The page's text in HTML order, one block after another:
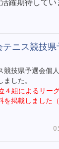
ニス競技
競技県予選会個
ました。
組によるリー
掲載しました